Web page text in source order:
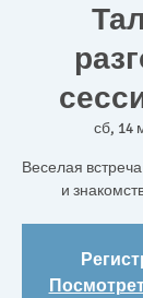
сб, 14
Веселая
и